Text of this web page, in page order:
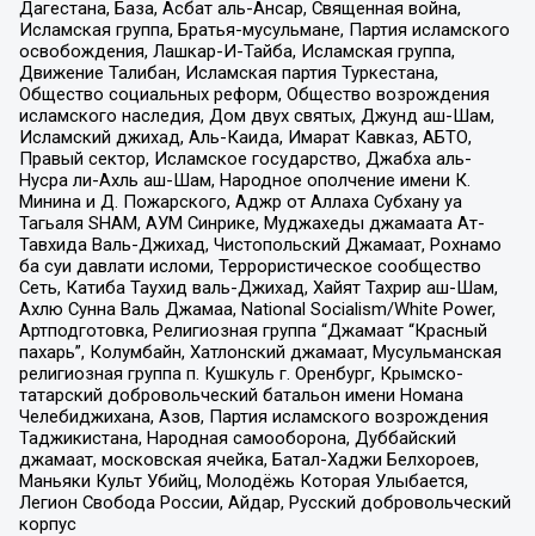
Дагестана, База, Асбат аль-Ансар, Священная война,
Исламская группа, Братья-мусульмане, Партия исламского
освобождения, Лашкар-И-Тайба, Исламская группа,
Движение Талибан, Исламская партия Туркестана,
Общество социальных реформ, Общество возрождения
исламского наследия, Дом двух святых, Джунд аш-Шам,
Исламский джихад, Аль-Каида, Имарат Кавказ, АБТО,
Правый сектор, Исламское государство, Джабха аль-
Нусра ли-Ахль аш-Шам, Народное ополчение имени К.
Минина и Д. Пожарского, Аджр от Аллаха Субхану уа
Тагьаля SHAM, АУМ Синрике, Муджахеды джамаата Ат-
Тавхида Валь-Джихад, Чистопольский Джамаат, Рохнамо
ба суи давлати исломи, Террористическое сообщество
Сеть, Катиба Таухид валь-Джихад, Хайят Тахрир аш-Шам,
Ахлю Сунна Валь Джамаа, National Socialism/White Power,
Артподготовка, Религиозная группа “Джамаат “Красный
пахарь”, Колумбайн, Хатлонский джамаат, Мусульманская
религиозная группа п. Кушкуль г. Оренбург, Крымско-
татарский добровольческий батальон имени Номана
Челебиджихана, Азов, Партия исламского возрождения
Таджикистана, Народная самооборона, Дуббайский
джамаат, московская ячейка, Батал-Хаджи Белхороев,
Маньяки Культ Убийц, Молодёжь Которая Улыбается,
Легион Свобода России, Айдар, Русский добровольческий
корпус